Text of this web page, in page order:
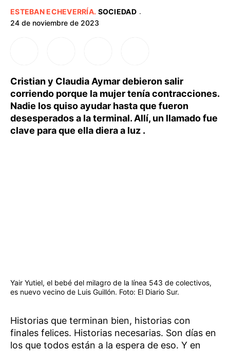
ESTEBAN ECHEVERRÍA. SOCIEDAD ·
24 de noviembre de 2023
Cristian y Claudia Aymar debieron salir
corriendo porque la mujer tenía contracciones.
Nadie los quiso ayudar hasta que fueron
desesperados a la terminal. Allí, un llamado fue
clave para que ella diera a luz .
Yair Yutiel, el bebé del milagro de la línea 543 de colectivos,
es nuevo vecino de Luis Guillón. Foto: El Diario Sur.
Historias que terminan bien, historias con
finales felices. Historias necesarias. Son días en
los que todos están a la espera de eso. Y en